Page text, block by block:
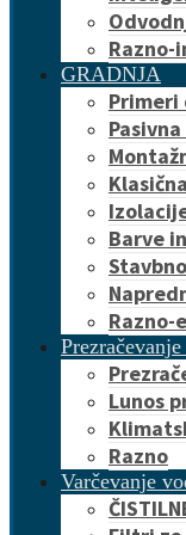
GRADNJA
Primeri
Barve
Razno-
Lunos
Razno
Varčevanje